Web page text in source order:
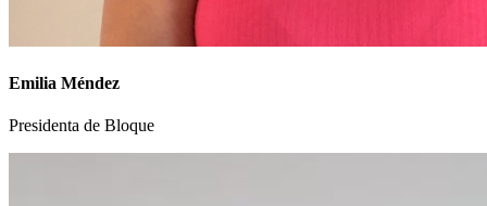
Emilia Méndez
Presidenta de Bloque